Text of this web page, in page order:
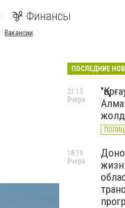
Финансы
Вакансии
ПОСЛЕДНИЕ
21:13
Вчера
18:19
Вчера